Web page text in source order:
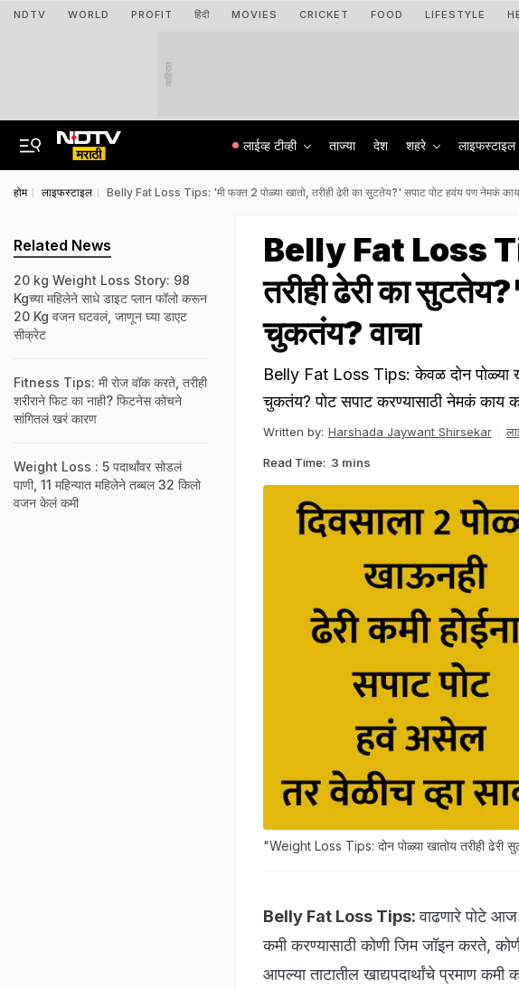
NDTV WORLD PROFIT हिंदी MOVIES CRICKET FOOD LIFESTYLE
जाहिरात
लाईव्ह टीव्ही ताज्या देश शहरे लाइफस्टाइल
होम लाइफस्टाइल Belly Fat Loss Tips: 'मी फक्त 2 पोळ्या खातो, तरीही ढेरी का सुटतेय?' सपाट पोट हवंय पण नेमकं
Belly Fat Loss
तरीही ढेरी का
चुकतंय? वाचा
Belly Fat Loss Tips: केवळ दोन पोळ्या
चुकतंय? पोट सपाट करण्यासाठी नेमकं काय
Written by: Harshada Jaywant Shirsekar
Read Time: 3 mins
"Weight Loss Tips: दोन पोळ्या खातोय तरीही ढेरी
Belly Fat Loss Tips:वाढणारे पोटे
कमी करण्यासाठी कोणी जिम जॉइन करते,
आपल्या ताटातील खाद्यपदार्थांचे प्रमाण
Related News
20 kg Weight Loss Story: 98
Kgच्या महिलेने साधे डाइट प्लान फॉलो करून
20 Kg वजन घटवलं, जाणून घ्या डाएट
सीक्रेट
Fitness Tips: मी रोज वॉक करते, तरीही
शरीराने फिट का नाही? फिटनेस कोचने
सांगितलं खरं कारण
Weight Loss : 5 पदार्थांवर सोडलं
पाणी, 11 महिन्यात महिलेने तब्बल 32 किलो
वजन केलं कमी